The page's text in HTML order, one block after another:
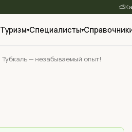
⛅
Туризм▾Специалисты▾
Тубкаль — незабываемый опыт!